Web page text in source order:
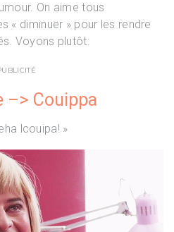
On aime tous
« diminuer » pour les rendre
Voyons plutôt:
–> Couippa
lcouipa! »